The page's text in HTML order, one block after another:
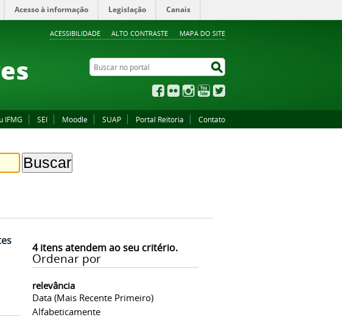
ACESSIBILIDADE ALTO CONTRASTE MAPA DO SITE
Acesso à informação Legislação Canais
Buscar no portal
Facebook
Flickr InstagramYouTube
IFMG SEI Moodle SUAP Portal Reitoria Contato
4itens atendem ao seu critério.
Ordenar por
relevância
Data (mais Recente Primeiro)
Alfabeticamente